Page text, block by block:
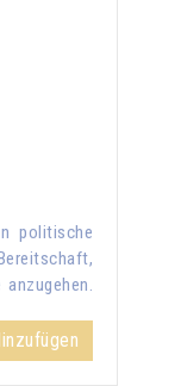
politische